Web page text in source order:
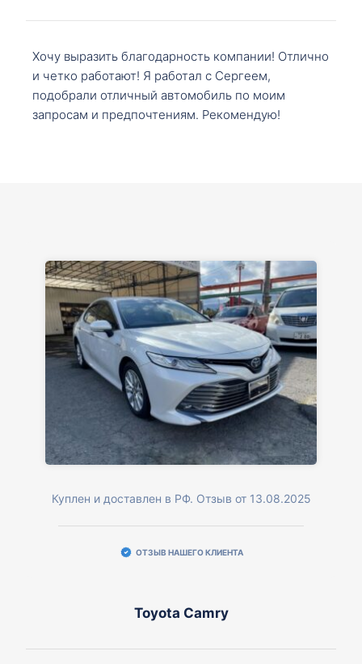
Хочу выразить благодарность компании! Отлично
и четко работают! Я работал с Сергеем,
подобрали отличный автомобиль по моим
запросам и предпочтениям. Рекомендую!
Куплен и доставлен в РФ. Отзыв от 13.08.2025
ОТЗЫВ НАШЕГО КЛИЕНТА
Toyota Camry